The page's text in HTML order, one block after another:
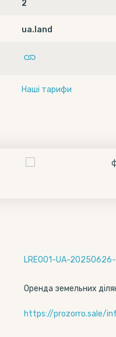
2
ua.land
Наші тарифи
LRE001-UA-
Оренда земельних
https://prozorro.sale/